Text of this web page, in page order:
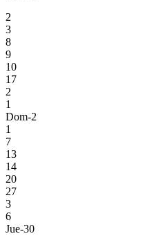
2
3
8
9
10
17
2
1
Dom-2
1
7
13
14
20
27
3
6
Jue-30